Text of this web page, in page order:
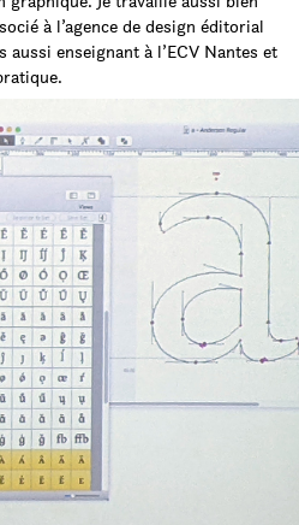
à l’agence de design éditorial
aussi enseignant à l’ECV Nantes et